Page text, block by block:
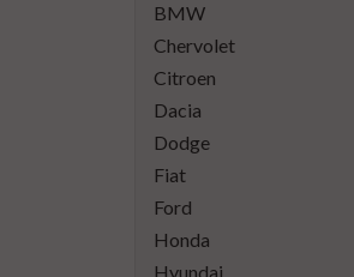
BMW
Chervolet
Citroen
Dacia
Dodge
Fiat
Ford
Honda
Hyundai